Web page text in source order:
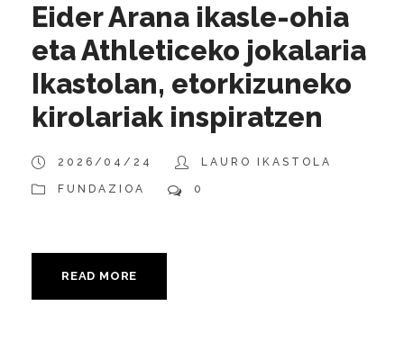
Eider Arana ikasle-ohia
eta Athleticeko jokalaria
Ikastolan, etorkizuneko
kirolariak inspiratzen
2026/04/24 LAURO IKASTOLA
FUNDAZIOA 0
READ MORE